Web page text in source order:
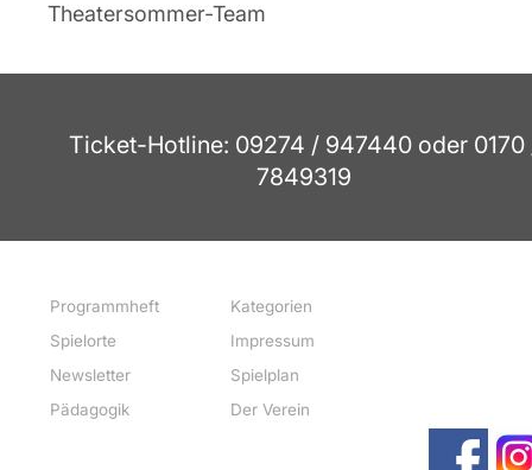
Theatersommer-Team
Ticket-Hotline: 09274 / 947440 oder 0170
7849319
Programmheft
Kategorien
Spielorte
Impressum
Newsletter
Spielplan
Pädagogik
Der Verein